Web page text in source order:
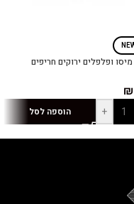
ופלפלים ירוקים חריפים
₪
+ הוספה לסל